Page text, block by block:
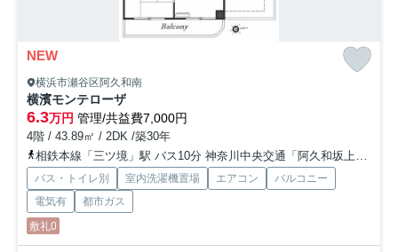
NEW
横浜市瀬谷区阿久和南
横濱モンテローザ
6.3万円 管理/共益費7,000円
4階 / 43.89㎡ / 2DK /築30年
相鉄本線「三ツ境」駅 バス10分 神奈川中央交通「阿久和坂上」 停歩7分
バス・トイレ別 室内洗濯機置場 エアコン
バルコニー
電気有
都市ガス
敷礼0